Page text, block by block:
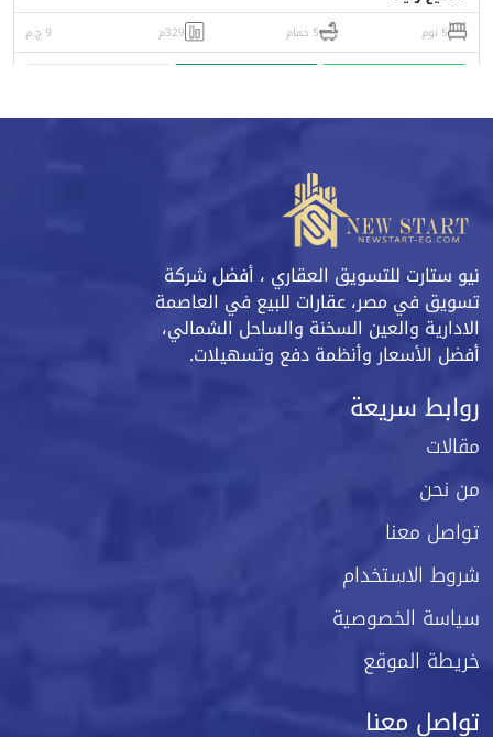
5 نوم 5 حمام 329م 9 ج.م
نيو ستارت للتسويق العقاري ، أفضل شركة
تسويق في مصر، عقارات للبيع في العاصمة
الادارية والعين السخنة والساحل الشمالي،
أفضل الأسعار وأنظمة دفع وتسهيلات.
روابط سريعة
مقالات
من نحن
تواصل معنا
شروط الاستخدام
سياسة الخصوصية
خريطة الموقع
تواصل معنا